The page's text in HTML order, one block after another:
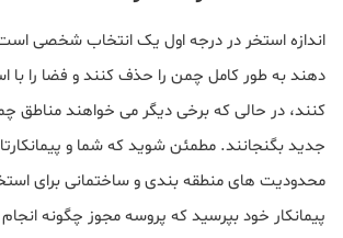
اندازه استخر در درجه اول یک انتخاب شخصی
دهند به طور کامل چمن را حذف کنند و فضا را با
کنند، در حالی که برخی دیگر می خواهند مناطق
جدید بگنجانند. مطمئن شوید که شما و
محدودیت های منطقه بندی و ساختمانی برای
پیمانکار خود بپرسید که پروسه مجوز چگونه